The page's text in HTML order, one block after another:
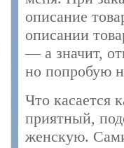
описание
описании
— а значит,
но попробую
Что касается
приятный,
женскую.